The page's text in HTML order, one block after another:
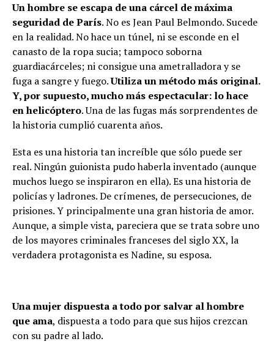
Un hombre se escapa de una cárcel de máxima
seguridad de París. No es Jean Paul Belmondo. Sucede
en la realidad. No hace un túnel, ni se esconde en el
canasto de la ropa sucia; tampoco soborna
guardiacárceles; ni consigue una ametralladora y se
fuga a sangre y fuego.Utiliza un método más original.
Y, por supuesto, mucho más espectacular: lo hace
en helicóptero. Una de las fugas más sorprendentes de
la historia cumplió cuarenta años.
Esta es una historia tan increíble que sólo puede ser
real. Ningún guionista pudo haberla inventado (aunque
muchos luego se inspiraron en ella). Es una historia de
policías y ladrones. De crímenes, de persecuciones, de
prisiones. Y principalmente una gran historia de amor.
Aunque, a simple vista, pareciera que se trata sobre uno
de los mayores criminales franceses del siglo XX, la
verdadera protagonista es Nadine, su esposa.
Una mujer dispuesta a todo por salvar al hombre
que ama, dispuesta a todo para que sus hijos crezcan
con su padre al lado.